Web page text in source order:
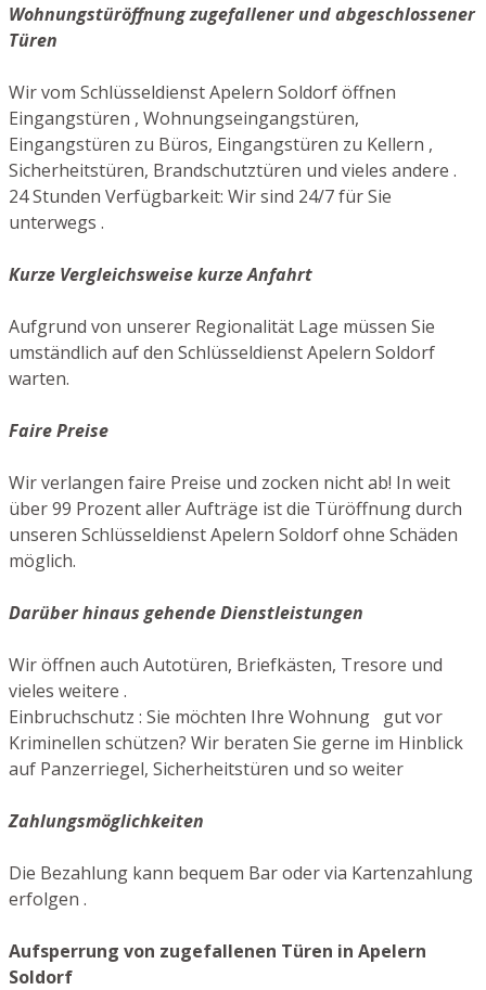
Wohnungstüröffnung zugefallener und abgeschlossener
Türen
Wir vom Schlüsseldienst Apelern Soldorf öffnen
Eingangstüren , Wohnungseingangstüren,
Eingangstüren zu Büros, Eingangstüren zu Kellern ,
Sicherheitstüren, Brandschutztüren und vieles andere .
24 Stunden Verfügbarkeit: Wir sind 24/7 für Sie
unterwegs .
Kurze Vergleichsweise kurze Anfahrt
Aufgrund von unserer Regionalität Lage müssen Sie
umständlich auf den Schlüsseldienst Apelern Soldorf
warten.
Faire Preise
Wir verlangen faire Preise und zocken nicht ab! In weit
über 99 Prozent aller Aufträge ist die Türöffnung durch
unseren Schlüsseldienst Apelern Soldorf ohne Schäden
möglich.
Darüber hinaus gehende Dienstleistungen
Wir öffnen auch Autotüren, Briefkästen, Tresore und
vieles weitere .
Einbruchschutz : Sie möchten Ihre Wohnung gut vor
Kriminellen schützen? Wir beraten Sie gerne im Hinblick
auf Panzerriegel, Sicherheitstüren und so weiter
Zahlungsmöglichkeiten
Die Bezahlung kann bequem Bar oder via Kartenzahlung
erfolgen .
Aufsperrung von zugefallenen Türen in Apelern
Soldorf